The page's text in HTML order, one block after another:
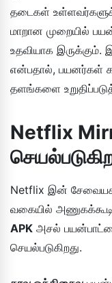
தடைகள்
மாறான முறையில்
உதவியாக இருக்கும்.
என்பதால், பயனர்கள்
தளங்களை
Netflix
Netflix இன்
வகையில்
APK அசல் பயன்பாட்டை
செயல்படுகிறது.